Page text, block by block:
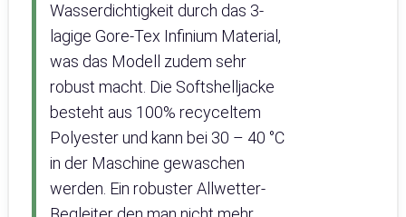
Wasserdichtigkeit durch das 3-
lagige Gore-Tex Infinium Material,
was das Modell zudem sehr
robust macht. Die Softshelljacke
besteht aus 100% recyceltem
Polyester und kann bei 30 – 40 °C
in der Maschine gewaschen
werden. Ein robuster Allwetter-